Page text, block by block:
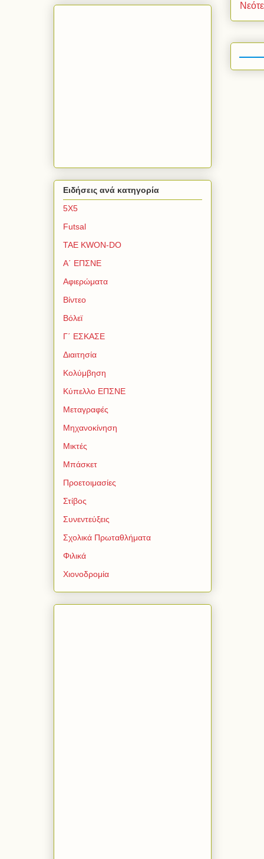
Ειδήσεις ανά κατηγορία
5Χ5
Futsal
TAE KWON-DO
Α΄ ΕΠΣΝΕ
Αφιερώματα
Βίντεο
Βόλεϊ
Γ΄ ΕΣΚΑΣΕ
Διαιτησία
Κολύμβηση
Κύπελλο ΕΠΣΝΕ
Μεταγραφές
Μηχανοκίνηση
Μικτές
Μπάσκετ
Προετοιμασίες
Στίβος
Συνεντεύξεις
Σχολικά Πρωταθλήματα
Φιλικά
Χιονοδρομία